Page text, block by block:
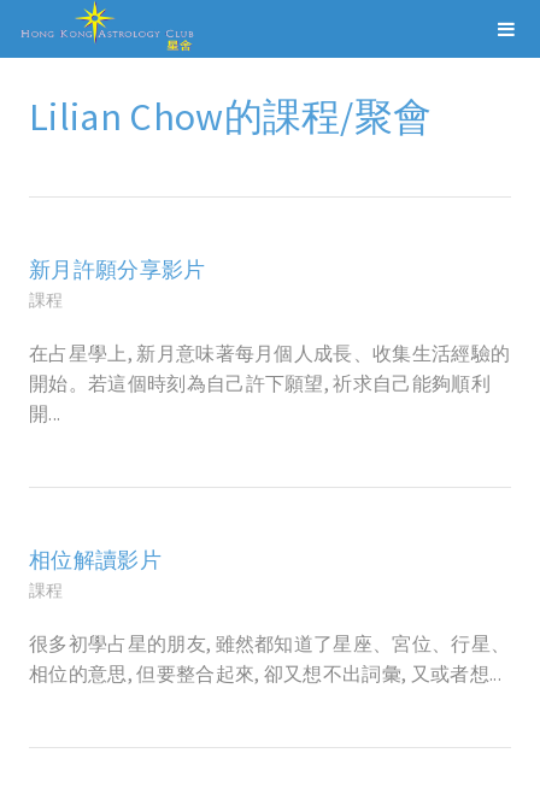
Lilian Chow的課程/聚會
新月許願分享影片
課程
在占星學上, 新月意味著每月個人成長、收集生活經驗的
開始。若這個時刻為自己許下願望, 祈求自己能夠順利
開...
相位解讀影片
課程
很多初學占星的朋友, 雖然都知道了星座、宮位、行星、
相位的意思, 但要整合起來, 卻又想不出詞彙, 又或者想...